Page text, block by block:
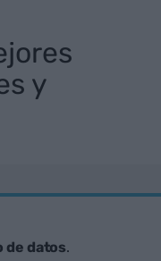
y
datos.